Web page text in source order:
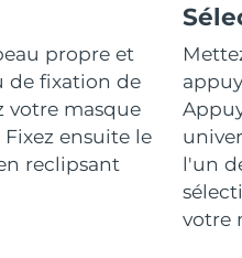
propre et
de fixation de
votre masque
ensuite le
reclipsant
l'un
votre